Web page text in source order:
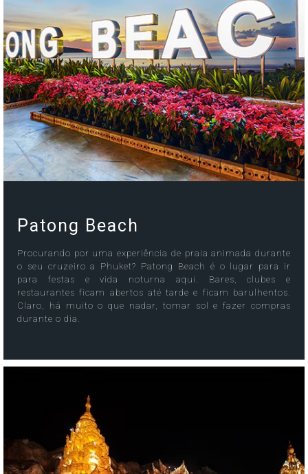
Patong Beach
Procurando por uma experiência de praia animada durante
o seu cruzeiro a Phuket? Patong Beach é o lugar para ir
para festas e vida noturna aqui. Bares, clubes e
restaurantes ficam abertos até tarde e ficam barulhentos.
Claro, há muito o que nadar, tomar sol e fazer compras
durante o dia.